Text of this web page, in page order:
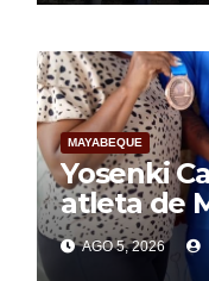
MAYABEQUE
Yosenki
atleta de
subir al
AGO 5, 2026